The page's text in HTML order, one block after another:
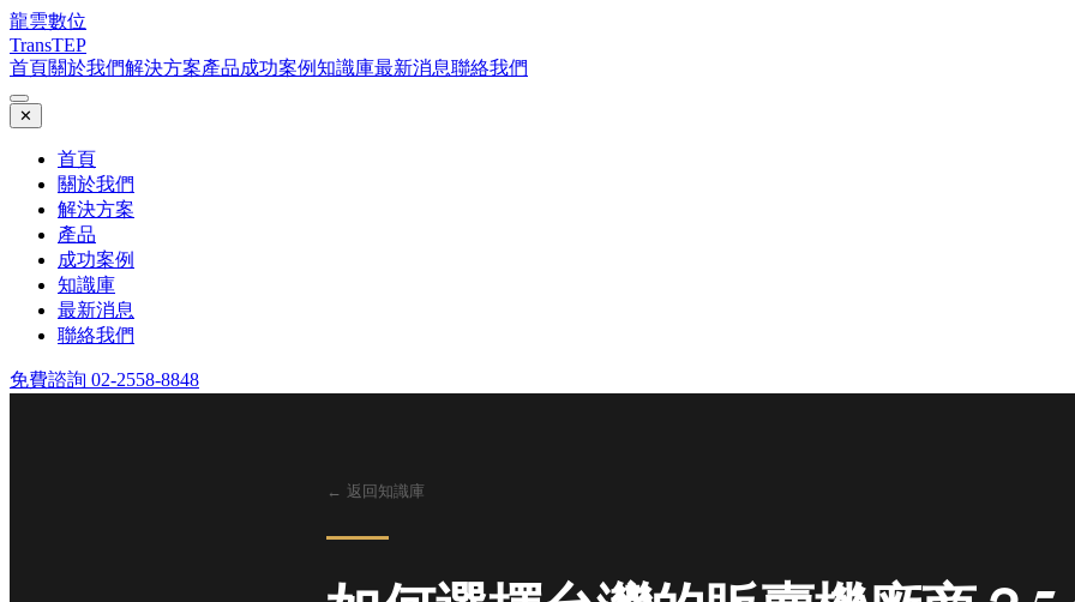
龍雲數位
TransTEP
首頁關於我們解決方案產品成功案例知識庫最新消息聯絡我們
✕
首頁
關於我們
解決方案
產品
成功案例
知識庫
最新消息
聯絡我們
免費諮詢 02-2558-8848
← 返回知識庫